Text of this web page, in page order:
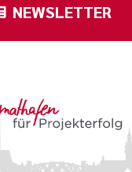
NEWSLETTER